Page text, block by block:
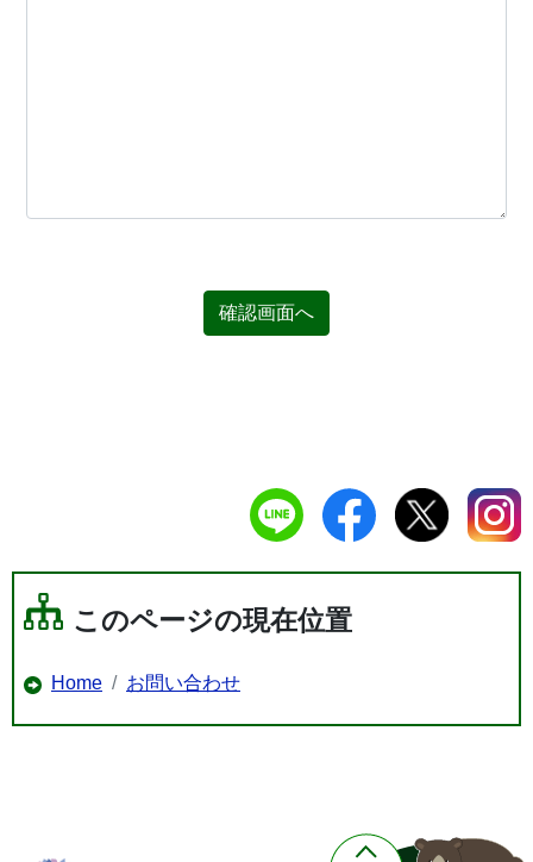
確認画面へ
このページの現在位置
Home お問い合わせ